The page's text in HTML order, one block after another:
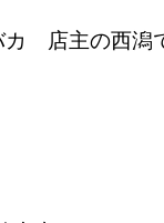
カ 店主の西潟